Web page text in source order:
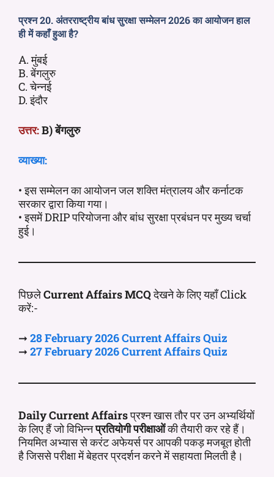
प्रश्न 20. अंतरराष्ट्रीय बांध सुरक्षा सम्मेलन 2026 का आयोजन हाल
ही में कहाँ हुआ है?
A. मुंबई
B. बेंगलुरु
C. चेन्नई
D. इंदौर
उत्तर:B) बेंगलुरु
व्याख्या:
• इस सम्मेलन का आयोजन जल शक्ति मंत्रालय और कर्नाटक
सरकार द्वारा किया गया।
• इसमें DRIP परियोजना और बांध सुरक्षा प्रबंधन पर मुख्य चर्चा
हुई।
पिछलेCurrent Affairs MCQदेखने के लिए यहाँ Click
करें:-
➞ 28 February 2026 CurrentAffairsQuiz
➞ 27 February 2026 CurrentAffairsQuiz
Daily Current Affairsप्रश्न खास तौर पर उन अभ्यर्थियों
के लिए हैं जो विभिन्नप्रतियोगी परीक्षाओंकी तैयारी कर रहे हैं।
नियमित अभ्यास से करंट अफेयर्स पर आपकी पकड़ मजबूत होती
है जिससे परीक्षा में बेहतर प्रदर्शन करने में सहायता मिलती है।